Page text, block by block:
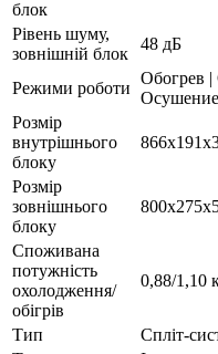
блок
Рівень шуму,
зовнішній блок
48 дБ
Режими роботи
Обогрев |
Осушение
Розмір
внутрішнього
блоку
Розмір
зовнішнього
блоку
Споживана
потужність
охолодження/
обігрів
0,88/1,10
Тип
Спліт-